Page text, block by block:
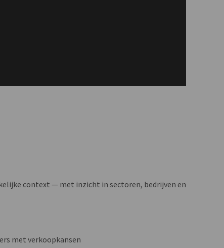
context — met inzicht in sectoren, bedrijven en
met verkoopkansen